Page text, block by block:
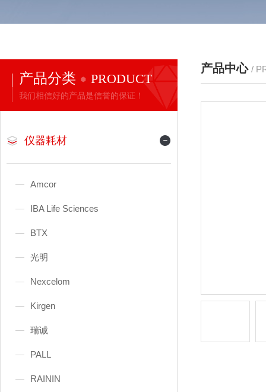
产品分类 PRODUCT
我们相信好的产品是信誉的保证！
仪器耗材
Amcor
IBA Life Sciences
BTX
光明
Nexcelom
Kirgen
瑞诚
PALL
RAININ
产品中心 /